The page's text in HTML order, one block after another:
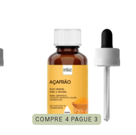
COMPRE 4 PAGUE 3